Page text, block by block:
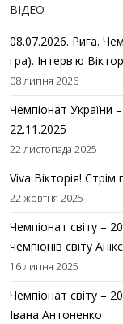
ВІДЕО
08.07.2026. Рига.
гра). Інтерв'ю
08 липня 2026
Чемпіонат України
22.11.2025
22 листопада 2025
Viva Вікторія!
22 жовтня 2025
Чемпіонат світу –
чемпіонів світу
16 липня 2025
Чемпіонат світу –
Івана Антоненко